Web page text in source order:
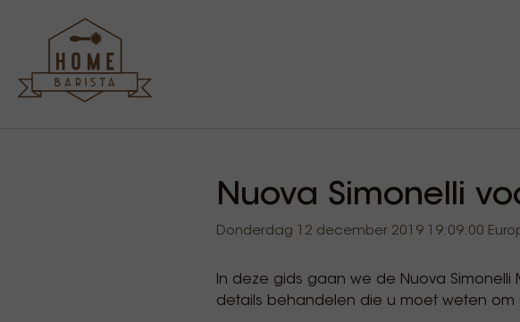
Nuova Simonelli
Donderdag 12 december 2019 19:09:00
In deze gids gaan we de Nuova Simonelli
details behandelen die u moet weten